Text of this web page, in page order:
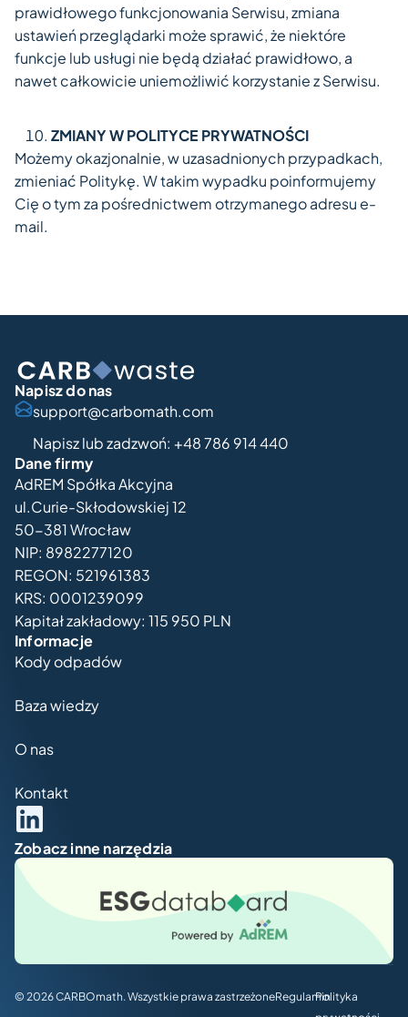
prawidłowego funkcjonowania Serwisu, zmiana
ustawień przeglądarki może sprawić, że niektóre
funkcje lub usługi nie będą działać prawidłowo, a
nawet całkowicie uniemożliwić korzystanie z Serwisu.
ZMIANY W POLITYCE PRYWATNOŚCI
Możemy okazjonalnie, w uzasadnionych przypadkach,
zmieniać Politykę. W takim wypadku poinformujemy
Cię o tym za pośrednictwem otrzymanego adresu e-
mail.
Napisz do nas
support@carbomath.com
Napisz lub zadzwoń: +48 786 914 440
Dane firmy
AdREM Spółka Akcyjna
ul.Curie-Skłodowskiej 12
50-381 Wrocław
NIP: 8982277120
REGON: 521961383
KRS: 0001239099
Kapitał zakładowy: 115 950 PLN
Informacje
Kody odpadów
Baza wiedzy
O nas
Kontakt
Zobacz inne narzędzia
© 2026 CARBOmath. Wszystkie prawa zastrzeżoneRegulaminPolityka